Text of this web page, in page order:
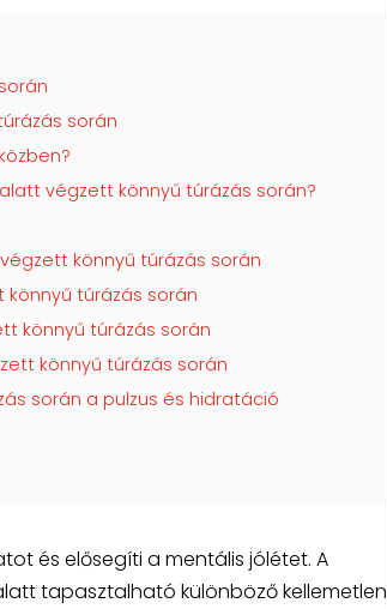
során
végzett könnyű túrázás során?
könnyű túrázás során
túrázás során
könnyű túrázás során
könnyű túrázás során
során a pulzus és hidratáció
és elősegíti a mentális jólétet. A
tapasztalható különböző kellemetlen